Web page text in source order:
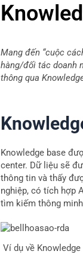
Mang đến “cuộc
hàng/đối tác doanh
thông qua
Knowledge base
center. Dữ liệu sẽ
thông tin và thấy
nghiệp, có tích hợp
tìm kiếm thông
Ví dụ về